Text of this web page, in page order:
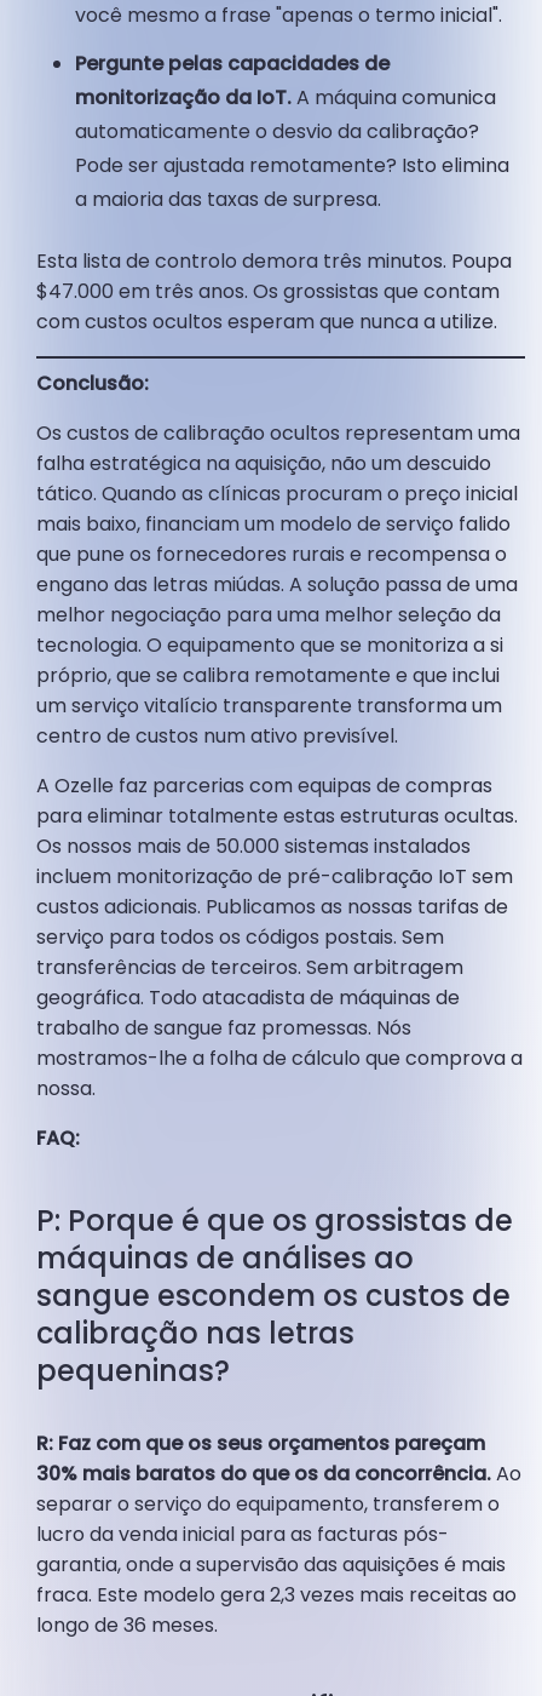
você mesmo a frase "apenas o termo inicial".
Pergunte pelas capacidades de
monitorização da IoT.A máquina comunica
automaticamente o desvio da calibração?
Pode ser ajustada remotamente? Isto elimina
a maioria das taxas de surpresa.
Esta lista de controlo demora três minutos. Poupa
$47.000 em três anos. Os grossistas que contam
com custos ocultos esperam que nunca a utilize.
Conclusão:
Os custos de calibração ocultos representam uma
falha estratégica na aquisição, não um descuido
tático. Quando as clínicas procuram o preço inicial
mais baixo, financiam um modelo de serviço falido
que pune os fornecedores rurais e recompensa o
engano das letras miúdas. A solução passa de uma
melhor negociação para uma melhor seleção da
tecnologia. O equipamento que se monitoriza a si
próprio, que se calibra remotamente e que inclui
um serviço vitalício transparente transforma um
centro de custos num ativo previsível.
A Ozelle faz parcerias com equipas de compras
para eliminar totalmente estas estruturas ocultas.
Os nossos mais de 50.000 sistemas instalados
incluem monitorização de pré-calibração IoT sem
custos adicionais. Publicamos as nossas tarifas de
serviço para todos os códigos postais. Sem
transferências de terceiros. Sem arbitragem
geográfica. Todo atacadista de máquinas de
trabalho de sangue faz promessas. Nós
mostramos-lhe a folha de cálculo que comprova a
nossa.
FAQ:
P: Porque é que os grossistas de
máquinas de análises ao
sangue escondem os custos de
calibração nas letras
pequeninas?
R: Faz com que os seus orçamentos pareçam
30% mais baratos do que os da concorrência.Ao
separar o serviço do equipamento, transferem o
lucro da venda inicial para as facturas pós-
garantia, onde a supervisão das aquisições é mais
fraca. Este modelo gera 2,3 vezes mais receitas ao
longo de 36 meses.